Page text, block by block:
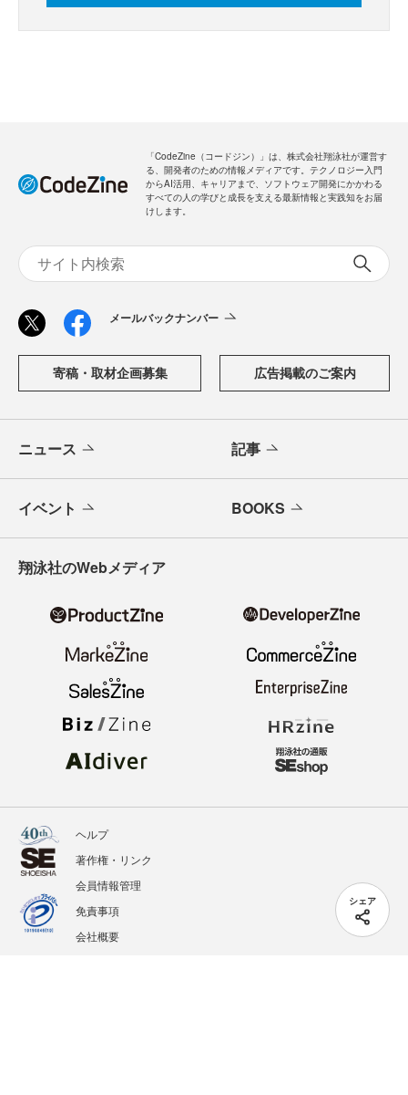
シェア
「CodeZine（コードジン）」は、株式会社翔泳社が運営す
る、開発者のための情報メディアです。テクノロジー入門
からAI活用、キャリアまで、ソフトウェア開発にかかわる
すべての人の学びと成長を支える最新情報と実践知をお届
けします。
メールバックナンバー
寄稿・取材企画募集 広告掲載のご案内
ニュース 記事
イベント BOOKS
翔泳社のWebメディア
ヘルプ
著作権・リンク
会員情報管理
免責事項
会社概要